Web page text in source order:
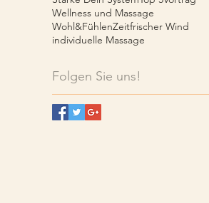
Wellness und Massage
Wohl&FühlenZeitfrischer Wind
individuelle Massage
Folgen Sie uns!